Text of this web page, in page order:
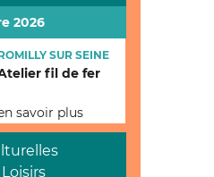
2026
SUR SEINE
fil de fer
savoir plus